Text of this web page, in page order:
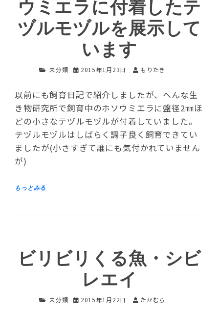
ウミエラに付着したテ
ヅルモヅルを展示して
います
未分類 2015年1月23日 もりたき
以前にも飼育日記で紹介しましたが、へんな生
き物研究所で飼育中のホソウミエラに盤径2㎜ほ
どの小さなテヅルモヅルが付着していました。
テヅルモヅルはしばらく調子良く飼育できてい
ましたが(小さすぎて誰にも気付かれていません
が)
ビリビリくる魚・シビ
レエイ
未分類 2015年1月22日 たかむら